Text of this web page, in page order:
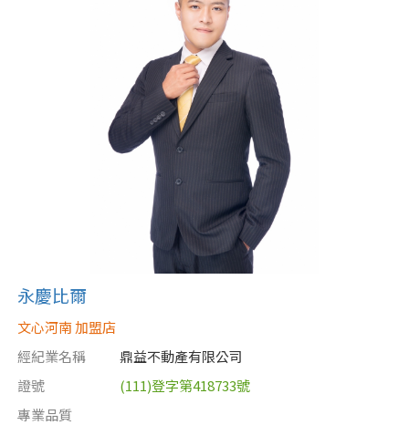
永慶比爾
文心河南 加盟店
經紀業名稱
鼎益不動產有限公司
證號
(111)登字第418733號
專業品質